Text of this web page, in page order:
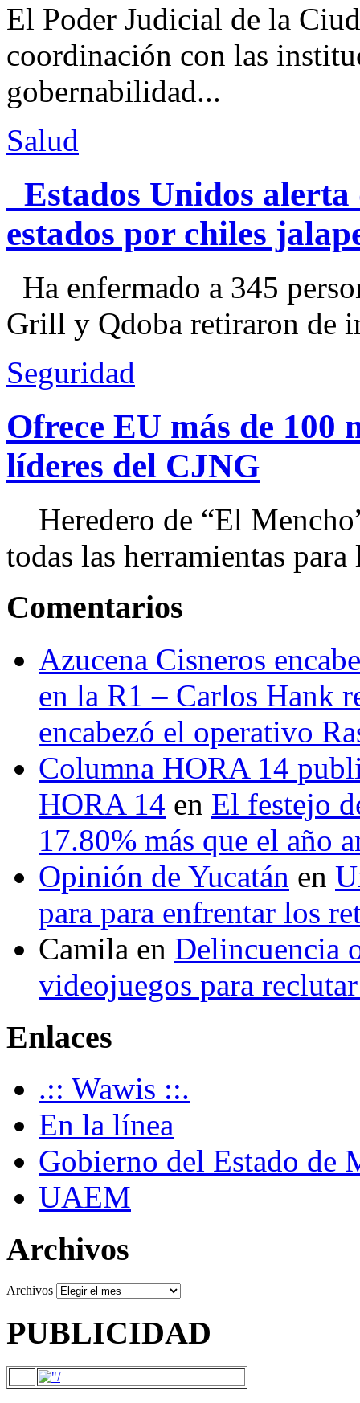
El Poder Judicial de la
coordinación con las
gobernabilidad...
Salud
Estados Unidos alerta
estados por chiles
Ha enfermado a 345
Grill y Qdoba retiraron de
Seguridad
Ofrece EU más de 100
líderes del CJNG
Heredero de “El
todas las herramientas
Comentarios
Azucena Cisneros
en la R1 – Carlos Hank
encabezó el operativo
Columna HORA 14
HORA 14 en El festejo
17.80% más que el año
Opinión de Yucatán en
para para enfrentar los
Camila en Delincuencia
videojuegos para
Enlaces
.:: Wawis ::.
En la línea
Gobierno del Estado de
UAEM
Archivos
Archivos
PUBLICIDAD